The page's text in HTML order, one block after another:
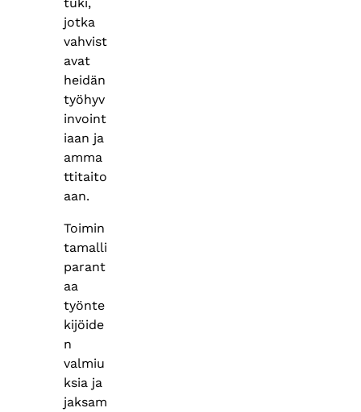
jotka
vahvist
avat
heidän
työhyv
invoint
iaan ja
amma
ttitaito
aan.
Toimin
tamalli
parant
aa
työnte
kijöide
n
valmiu
ksia ja
jaksam